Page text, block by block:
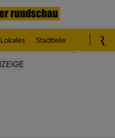
Lokales Stadtteile